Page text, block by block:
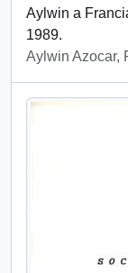
Aylwin a
1989.
Aylwin Azocar,